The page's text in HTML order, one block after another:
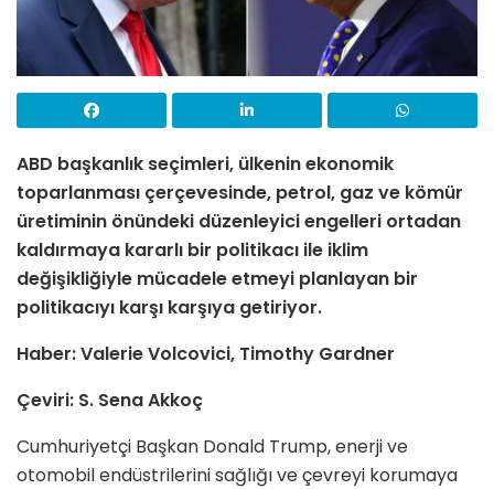
ABD başkanlık seçimleri, ülkenin ekonomik
toparlanması çerçevesinde, petrol, gaz ve kömür
üretiminin önündeki düzenleyici engelleri ortadan
kaldırmaya kararlı bir politikacı ile iklim
değişikliğiyle mücadele etmeyi planlayan bir
politikacıyı karşı karşıya getiriyor.
Haber: Valerie Volcovici, Timothy Gardner
Çeviri: S. Sena Akkoç
Cumhuriyetçi Başkan Donald Trump, enerji ve
otomobil endüstrilerini sağlığı ve çevreyi korumaya